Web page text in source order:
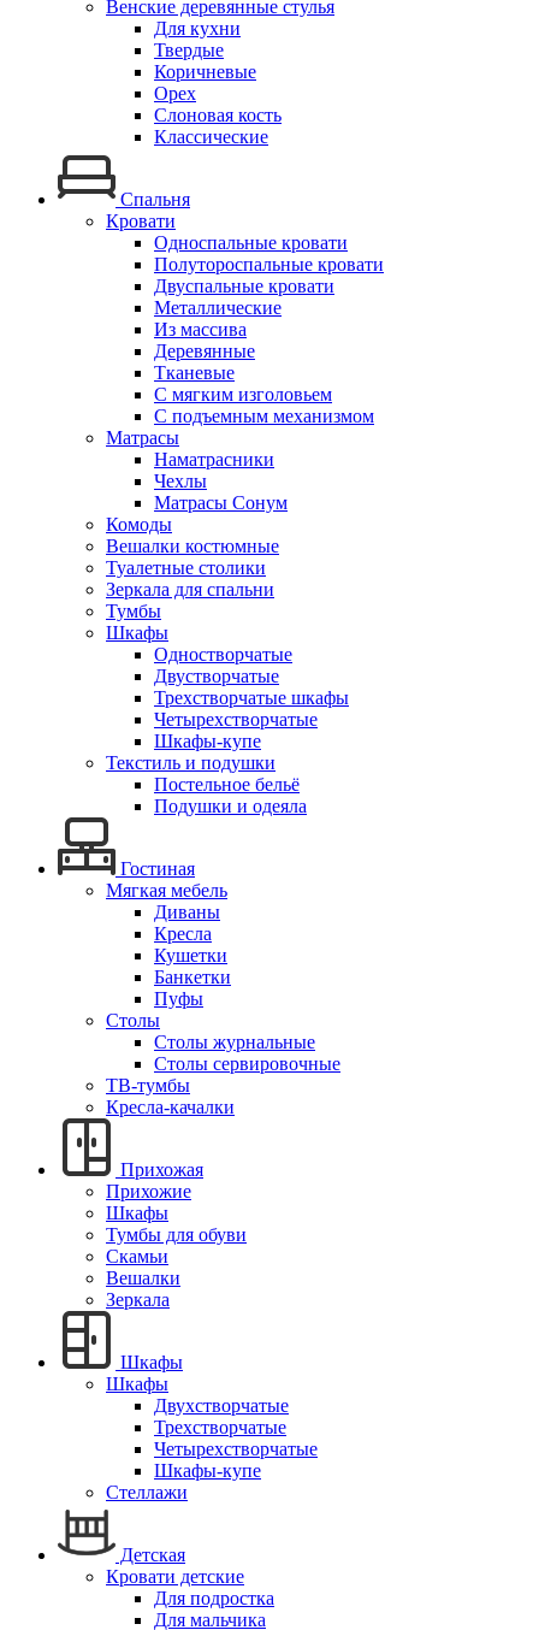
Венские деревянные стулья
Для кухни
Твердые
Коричневые
Орех
Слоновая кость
Классические
Спальня
Кровати
Односпальные кровати
Полутороспальные кровати
Двуспальные кровати
Металлические
Из массива
Деревянные
Тканевые
С мягким изголовьем
С подъемным механизмом
Матрасы
Наматрасники
Чехлы
Матрасы Сонум
Комоды
Вешалки костюмные
Туалетные столики
Зеркала для спальни
Тумбы
Шкафы
Одностворчатые
Двустворчатые
Трехстворчатые шкафы
Четырехстворчатые
Шкафы-купе
Текстиль и подушки
Постельное бельё
Подушки и одеяла
Гостиная
Мягкая мебель
Диваны
Кресла
Кушетки
Банкетки
Пуфы
Столы
Столы журнальные
Столы сервировочные
ТВ-тумбы
Кресла-качалки
Прихожая
Прихожие
Шкафы
Тумбы для обуви
Скамьи
Вешалки
Зеркала
Шкафы
Шкафы
Двухстворчатые
Трехстворчатые
Четырехстворчатые
Шкафы-купе
Стеллажи
Детская
Кровати детские
Для подростка
Для мальчика